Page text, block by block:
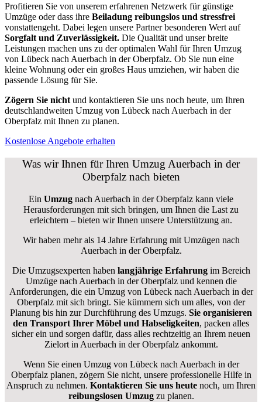
Profitieren Sie von unserem erfahrenen Netzwerk für günstige
Umzüge oder dass ihre Beiladung reibungslos und stressfrei
vonstattengeht. Dabei legen unsere Partner besonderen Wert auf
Sorgfalt und Zuverlässigkeit. Die Qualität und unser breite
Leistungen machen uns zu der optimalen Wahl für Ihren Umzug
von Lübeck nach Auerbach in der Oberpfalz. Ob Sie nun eine
kleine Wohnung oder ein großes Haus umziehen, wir haben die
passende Lösung für Sie.
Zögern Sie nicht und kontaktieren Sie uns noch heute, um Ihren
deutschlandweiten Umzug von Lübeck nach Auerbach in der
Oberpfalz mit Ihnen zu planen.
Kostenlose Angebote erhalten
Was wir Ihnen für Ihren Umzug Auerbach in der
Oberpfalz nach bieten
Ein Umzug nach Auerbach in der Oberpfalz kann viele
Herausforderungen mit sich bringen, um Ihnen die Last zu
erleichtern – bieten wir Ihnen unsere Unterstützung an.
Wir haben mehr als 14 Jahre Erfahrung mit Umzügen nach
Auerbach in der Oberpfalz.
Die Umzugsexperten haben langjährige Erfahrungim Bereich
Umzüge nach Auerbach in der Oberpfalz und kennen die
Anforderungen, die ein Umzug von Lübeck nach Auerbach in der
Oberpfalz mit sich bringt. Sie kümmern sich um alles, von der
Planung bis hin zur Durchführung des Umzugs. Sie organisieren
den Transport Ihrer Möbel und Habseligkeiten, packen alles
sicher ein und sorgen dafür, dass alles rechtzeitig an Ihrem neuen
Zielort in Auerbach in der Oberpfalz ankommt.
Wenn Sie einen Umzug von Lübeck nach Auerbach in der
Oberpfalz planen, zögern Sie nicht, unsere professionelle Hilfe in
Anspruch zu nehmen. Kontaktieren Sie uns heute noch, um Ihren
reibungslosen Umzugzu planen.